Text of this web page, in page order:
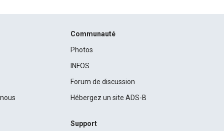
Communauté
Photos
INFOS
Forum de discussion
Hébergez un site ADS-B
Support